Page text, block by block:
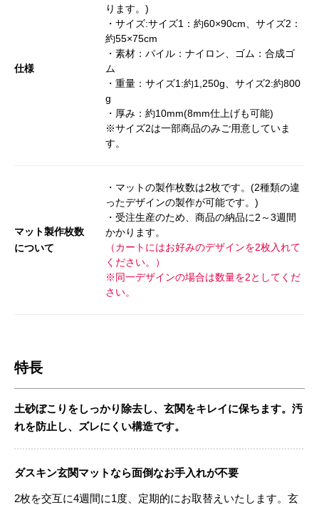
仕様
ります。)
・サイズ:サイズ1：約60×90cm、サイズ2：
約55×75cm
・素材：パイル：ナイロン、ゴム：合成ゴ
ム
・重量：サイズ1:約1,250g、サイズ2:約800
g
・厚み：約10mm(8mm仕上げも可能)
※サイズ2は一部商品のみご用意していま
す。
マット製作枚数
について
・マットの製作枚数は2枚です。(2種類の違
ったデザインの製作が可能です。)
・受注生産のため、商品の納品に2～3週間
かかります。
（カートにはお好みのデザインを2枚入れて
ください。）
※同一デザインの場合は数量を2としてくだ
さい。
特長
土砂ぼこりをしっかり除去し、玄関をキレイに保ちます。汚
れを防止し、ズレにくい構造です。
ダスキン玄関マットなら面倒なお手入れが不要
2枚を交互に4週間に1度、定期的にお取替えいたします。玄